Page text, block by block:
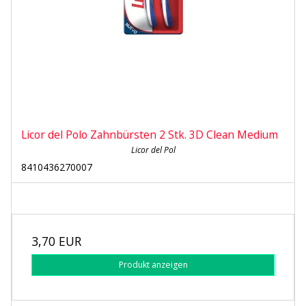
Licor del Polo Zahnbürsten 2 Stk. 3D Clean Medium
Licor del Pol
8410436270007
3,70 EUR
Produkt anzeigen